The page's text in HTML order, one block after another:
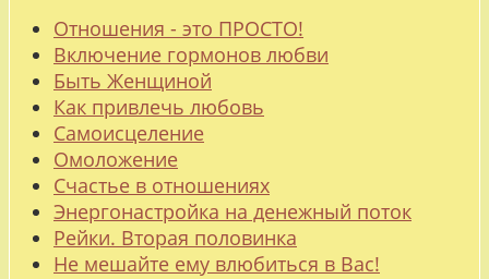
Отношения - это ПРОСТО!
Включение гормонов любви
Быть Женщиной
Как привлечь любовь
Самоисцеление
Омоложение
Счастье в отношениях
Энергонастройка на денежный поток
Рейки. Вторая половинка
Не мешайте ему влюбиться в Вас!